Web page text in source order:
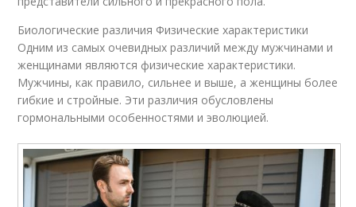
Биологические различия Физические характеристики
Одним из самых очевидных различий между мужчинами и
женщинами являются физические характеристики.
Мужчины, как правило, сильнее и выше, а женщины более
гибкие и стройные. Эти различия обусловлены
гормональными особенностями и эволюцией.